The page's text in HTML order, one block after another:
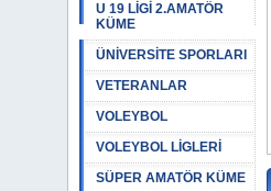
U 19 LİGİ 2.AMATÖR
KÜME
ÜNİVERSİTE SPORLARI
VETERANLAR
VOLEYBOL
VOLEYBOL LİGLERİ
SÜPER AMATÖR KÜME